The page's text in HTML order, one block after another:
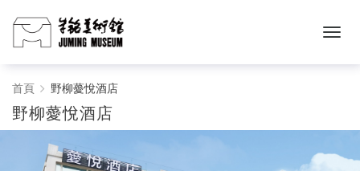
野
柳
首頁 野柳薆悅酒店
野柳薆悅酒店